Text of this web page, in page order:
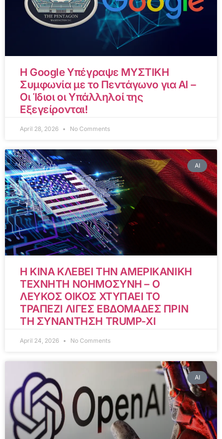
Η Google Υπέγραψε ΜΥΣΤΙΚΗ
Συμφωνία με το Πεντάγωνο για AI –
Οι Ίδιοι οι Υπάλληλοί της
Εξεγείρονται!
April 28, 2026 No Comments
AI
Η ΚΙΝΑ ΚΛΕΒΕΙ ΤΗΝ ΑΜΕΡΙΚΑΝΙΚΗ
ΤΕΧΝΗΤΗ ΝΟΗΜΟΣΥΝΗ – Ο
ΛΕΥΚΟΣ ΟΙΚΟΣ ΧΤΥΠΑΕΙ ΤΟ
ΤΡΑΠΕΖΙ ΛΙΓΕΣ ΕΒΔΟΜΑΔΕΣ ΠΡΙΝ
ΤΗ ΣΥΝΑΝΤΗΣΗ TRUMP-XI
April 24, 2026 No Comments
AI